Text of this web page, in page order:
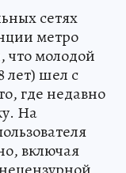
сетях
метро
что молодой
лет) шел с
где недавно
На
включая